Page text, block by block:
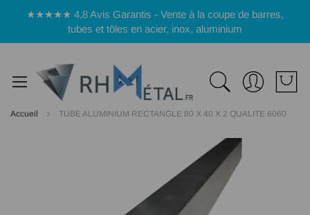
★★★★★ 4,8 Avis Garantis - Vente à la coupe de barres,
tubes et tôles en acier, inox, aluminium
Accueil TUBE ALUMINIUM RECTANGLE 80 X 40 X 2 QUALITE 6060